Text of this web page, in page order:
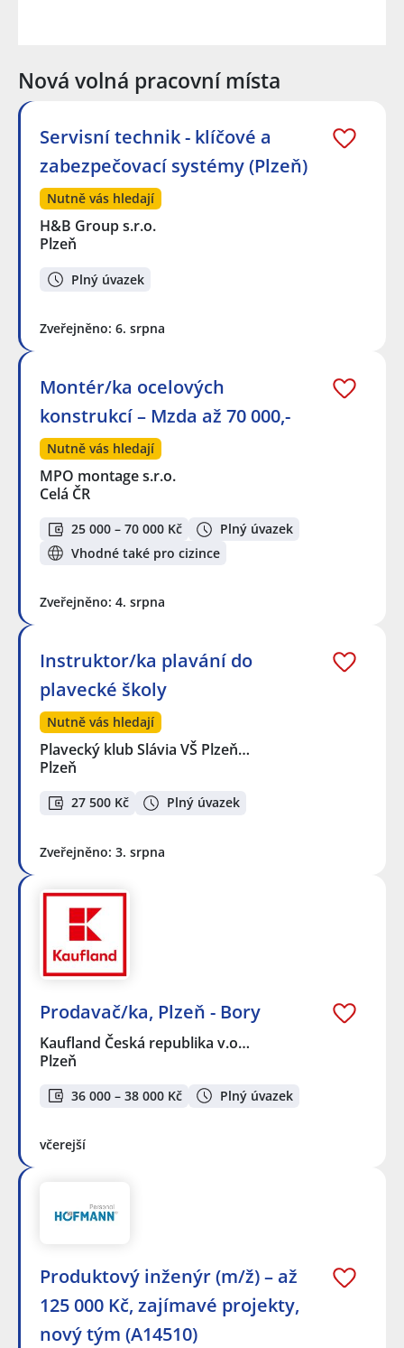
Nová volná pracovní místa
Servisní technik - klíčové a
zabezpečovací systémy (Plzeň)
Nutně vás hledají
H&B Group s.r.o.
Plzeň
Plný úvazek
Zveřejněno: 6. srpna
Montér/ka ocelových
konstrukcí – Mzda až 70 000,-
Nutně vás hledají
MPO montage s.r.o.
Celá ČR
25 000 – 70 000 Kč
Plný úvazek
Vhodné také pro cizince
Zveřejněno: 4. srpna
Instruktor/ka plavání do
plavecké školy
Nutně vás hledají
Plavecký klub Slávia VŠ Plzeň…
Plzeň
27 500 Kč Plný úvazek
Zveřejněno: 3. srpna
Prodavač/ka, Plzeň - Bory
Kaufland Česká republika v.o…
Plzeň
36 000 – 38 000 Kč Plný úvazek
včerejší
Produktový inženýr (m/ž) – až
125 000 Kč, zajímavé projekty,
nový tým (A14510)